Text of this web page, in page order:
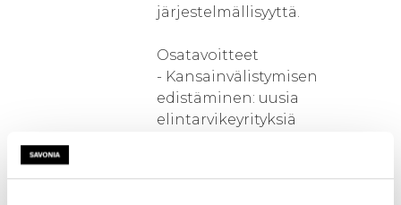
järjestelmällisyyttä.
Osatavoitteet
- Kansainvälistymisen
edistäminen: uusia
elintarvikeyrityksiä
kansainvälisesti toimiville